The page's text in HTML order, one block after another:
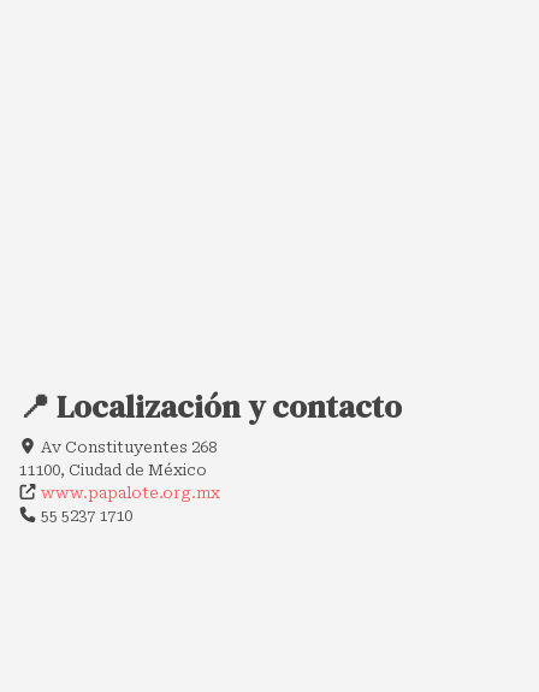
📍 Localización y contacto
Av Constituyentes 268
11100, Ciudad de México
www.papalote.org.mx
55 5237 1710